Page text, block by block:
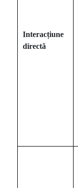
Interacțiune
directă